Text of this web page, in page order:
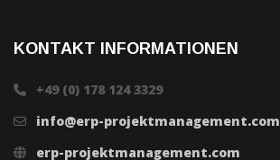
KONTAKT INFORMATIONEN
+49 (0) 178 124 3329
info@erp-projektmanagement.com
erp-projektmanagement.com